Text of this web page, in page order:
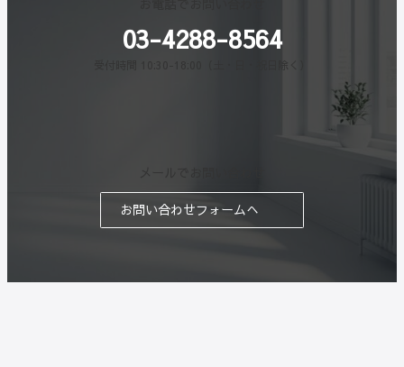
03-4288-8564
受付時間 10:30-18:00（土・日・祝日除く）
お問い合わせフォームへ